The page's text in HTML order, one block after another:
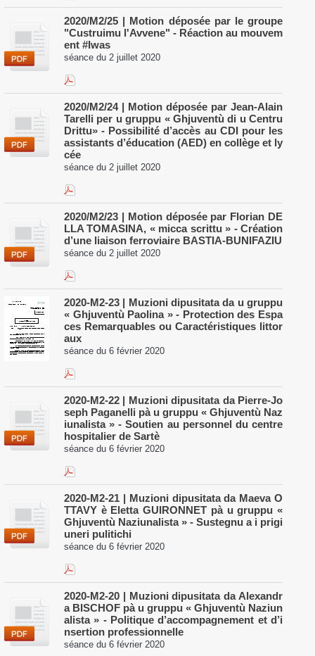
2020/M2/25 | Motion déposée par le groupe
"Custruimu l'Avvene" - Réaction au mouvem
ent #Iwas
séance du 2 juillet 2020
2020/M2/24 | Motion déposée par Jean-Alain
Tarelli per u gruppu « Ghjuventù di u Centru
Drittu» - Possibilité d’accès au CDI pour les
assistants d’éducation (AED) en collège et ly
cée
séance du 2 juillet 2020
2020/M2/23 | Motion déposée par Florian DE
LLA TOMASINA, « micca scrittu » - Création
d’une liaison ferroviaire BASTIA-BUNIFAZIU
séance du 2 juillet 2020
​2020-M2-23 | Muzioni dipusitata da u gruppu
« Ghjuventù Paolina » - Protection des Espa
ces Remarquables ou Caractéristiques littor
aux
séance du 6 février 2020
​2020-M2-22 | Muzioni dipusitata da Pierre-Jo
seph Paganelli pà u gruppu « Ghjuventù Naz
iunalista » - Soutien au personnel du centre
hospitalier de Sartè
séance du 6 février 2020
​2020-M2-21 | Muzioni dipusitata da Maeva O
TTAVY è Eletta GUIRONNET pà u gruppu «
Ghjuventù Naziunalista » - Sustegnu a i prigi
uneri pulitichi
séance du 6 février 2020
​2020-M2-20 | Muzioni dipusitata da Alexandr
a BISCHOF pà u gruppu « Ghjuventù Naziun
alista » - Politique d’accompagnement et d’i
nsertion professionnelle
séance du 6 février 2020